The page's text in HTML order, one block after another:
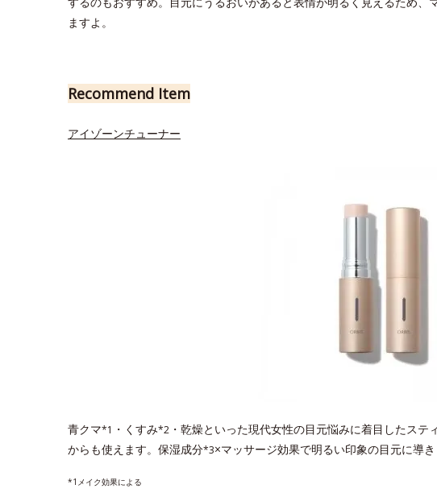
ますよ。
Recommend Item
アイゾーンチューナー
青クマ*1 ・くすみ*2 ・乾燥といった現代女性の目元悩みに着目したス
からも使えます。保湿成分*3×マッサージ効果で明るい印象の目元に導き
*1メイク効果による